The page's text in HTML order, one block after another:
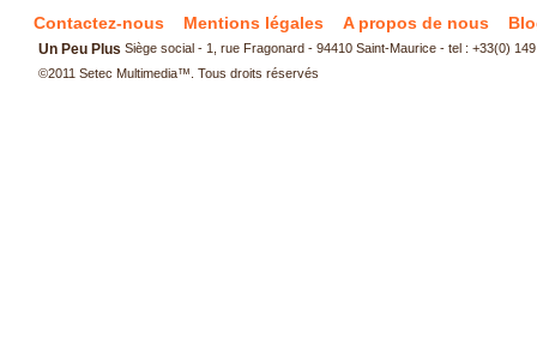
Contactez-nous Mentions légales A propos de nous
Un Peu Plus Siège social - 1, rue Fragonard - 94410 Saint-Maurice - tel : +33(0)
©2011 Setec Multimedia™. Tous droits réservés